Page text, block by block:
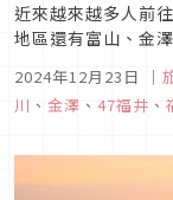
近來越來越多人前
地區還有富山、金
「高山、北陸地區
2024年12月23日 ｜
川 、 金澤 、 47福井 、